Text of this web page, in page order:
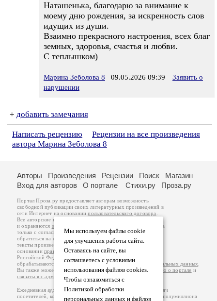
Наташенька, благодарю за внимание к
моему дню рождения, за искренность слов
идущих из души.
Взаимно прекрасного настроения, всех благ
земных, здоровья, счастья и любви.
С теплышком)
Марина Зеболова 8 09.05.2026 09:39
Заявить о
нарушении
+ добавить замечания
Написать рецензию
Рецензии на все произведения
автора Марина Зеболова 8
Мы используем файлы cookie
для улучшения работы сайта.
Оставаясь на сайте, вы
соглашаетесь с условиями
использования файлов cookies.
Чтобы ознакомиться с
Политикой обработки
персональных данных и файлов
Авторы Произведения Рецензии Поиск
Магазин
Вход для авторов
О портале Стихи.ру Проза.ру
Портал Проза.ру предоставляет авторам возможность
свободной публикации своих литературных произведений в
сети Интернет на основаниипользовательского договора
Все авторские права на произведения принадлежат авторам
и охраняются законом
. Перепечатка произведений возможна
только с согласия его автора, к которому вы можете
обратиться на его авторской странице. Ответственность за
тексты произведений авторы несут самостоятельно на
основанииправил публикацииизаконодательства
Российской Федерации
обрабатываются на основанииПолитики обработки персональных данных
Вы также можете посмотреть более подробнуюинформацию о портале и
связаться с администрацией
Ежедневная аудитория портала Проза.ру – порядка 100 тысяч
посетителей, которые в общей сумме просматривают более полумиллиона